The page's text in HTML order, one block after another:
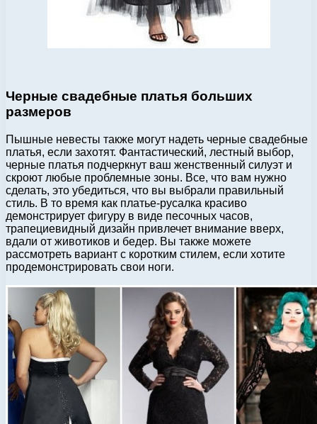
Черные свадебные платья больших
размеров
Пышные невесты также могут надеть черные свадебные
платья, если захотят. Фантастический, лестный выбор,
черные платья подчеркнут ваш женственный силуэт и
скроют любые проблемные зоны. Все, что вам нужно
сделать, это убедиться, что вы выбрали правильный
стиль. В то время как платье-русалка красиво
демонстрирует фигуру в виде песочных часов,
трапециевидный дизайн привлечет внимание вверх,
вдали от животиков и бедер. Вы также можете
рассмотреть вариант с коротким стилем, если хотите
продемонстрировать свои ноги.